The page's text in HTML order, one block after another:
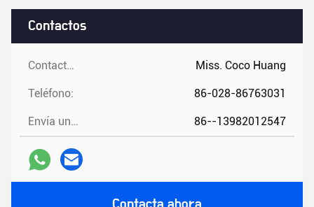
Contactos
Contactos: Miss. Coco Huang
Teléfono: 86-028-86763031
Envía un fax.: 86--13982012547
Contacta ahora